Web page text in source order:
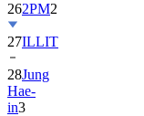
262PM2
27ILLIT
28Jung
Hae-
in3